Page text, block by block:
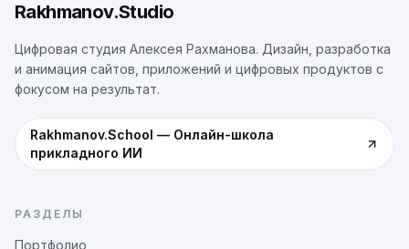
Rakhmanov.Studio
Цифровая студия Алексея Рахманова. Дизайн, разработка
и анимация сайтов, приложений и цифровых продуктов с
фокусом на результат.
Rakhmanov.School — Онлайн-школа
прикладного ИИ
РАЗДЕЛЫ
Портфолио